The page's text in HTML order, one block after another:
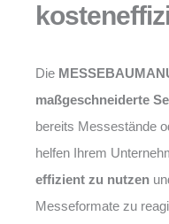
Die
maßgeschneiderte
bereits Messestände
helfen Ihrem
effizient zu nutzen
Messeformate zu